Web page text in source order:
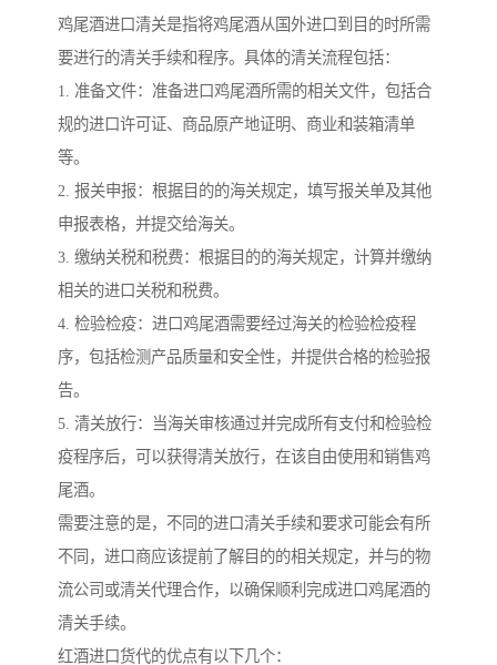
鸡尾酒进口清关是指将鸡尾酒从国外进口到目的时所需
要进行的清关手续和程序。具体的清关流程包括：
1. 准备文件：准备进口鸡尾酒所需的相关文件，包括合
规的进口许可证、商品原产地证明、商业和装箱清单
等。
2. 报关申报：根据目的的海关规定，填写报关单及其他
申报表格，并提交给海关。
3. 缴纳关税和税费：根据目的的海关规定，计算并缴纳
相关的进口关税和税费。
4. 检验检疫：进口鸡尾酒需要经过海关的检验检疫程
序，包括检测产品质量和安全性，并提供合格的检验报
告。
5. 清关放行：当海关审核通过并完成所有支付和检验检
疫程序后，可以获得清关放行，在该自由使用和销售鸡
尾酒。
需要注意的是，不同的进口清关手续和要求可能会有所
不同，进口商应该提前了解目的的相关规定，并与的物
流公司或清关代理合作，以确保顺利完成进口鸡尾酒的
清关手续。
红酒进口货代的优点有以下几个：